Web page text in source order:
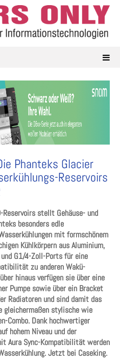
Phanteks Glacier
Reservoirs
stellt Gehäuse- und
besonders edle
mit formschönem
Kühlkörpern aus Aluminium,
G1/4-Zoll-Ports für eine
zu anderen Wakü-
hinaus verfügen sie über eine
Pumpe sowie über ein Bracket
Radiatoren und sind damit das
gleichermaßen stylische wie
Combo. Dank hochwertiger
hohem Niveau und der
Aura Sync-Kompatibilität werden
Jetzt bei Caseking.